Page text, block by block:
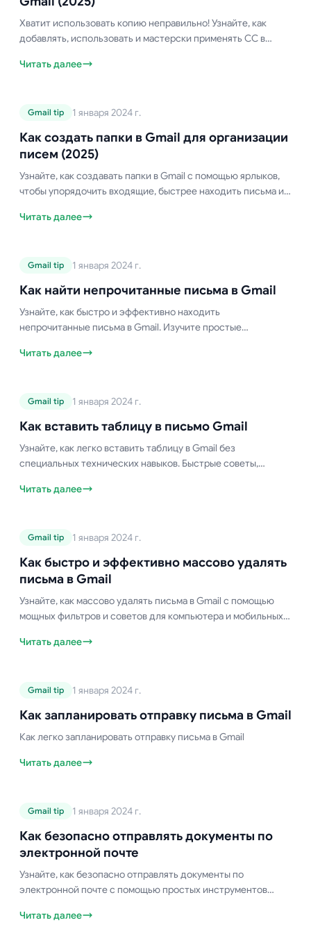
Хватит использовать копию неправильно! Узнайте, как
добавлять, использовать и мастерски применять CC в
ошибки, которых все до сих пор допускают.
Читать далее
Как создать папки в Gmail для
организации писем (2025)
Руководство по Gmail
Gmail tip 1 января 2024 г.
Как создать папки в Gmail для организации
писем (2025)
Узнайте, как создавать папки в Gmail с помощью ярлыков,
чтобы упорядочить входящие, быстрее находить письма и
прилагается.
Читать далее
Как найти непрочитанные письма в
Gmail
Руководство по Gmail
Gmail tip 1 января 2024 г.
Как найти непрочитанные письма в Gmail
Узнайте, как быстро и эффективно находить
непрочитанные письма в Gmail. Изучите простые
входящих сообщений, которые помогут легко находить
Читать далее
Как вставить таблицу в письмо
Gmail
Руководство по Gmail
Gmail tip 1 января 2024 г.
Как вставить таблицу в письмо Gmail
Узнайте, как легко вставить таблицу в Gmail без
специальных технических навыков. Быстрые советы,
для быстрого улучшения ваших писем.
Читать далее
Как быстро и эффективно массово
удалять письма в Gmail
Руководство по Gmail
Gmail tip 1 января 2024 г.
Как быстро и эффективно массово удалять
письма в Gmail
Узнайте, как массово удалять письма в Gmail с помощью
мощных фильтров и советов для компьютера и мобильных
минуты.
Читать далее
Как запланировать отправку
письма в Gmail
Руководство по Gmail
Gmail tip 1 января 2024 г.
Как запланировать отправку письма в Gmail
Как легко запланировать отправку письма в Gmail
Читать далее
Как безопасно отправлять
документы по электронной почте
Руководство по Gmail
Gmail tip 1 января 2024 г.
Как безопасно отправлять документы по
электронной почте
Узнайте, как безопасно отправлять документы по
электронной почте с помощью простых инструментов
Google Drive и другие. Легко защитите свою
Читать далее